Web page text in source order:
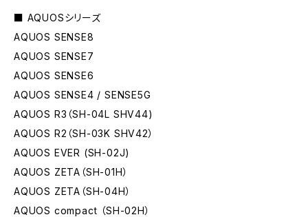
■ AQUOSシリーズ
AQUOS SENSE8
AQUOS SENSE7
AQUOS SENSE6
AQUOS SENSE4 / SENSE5G
AQUOS R3（SH-04L SHV44)
AQUOS R2（SH-03K SHV42）
AQUOS EVER (SH-02J)
AQUOS ZETA（SH-01H）
AQUOS ZETA（SH-04H）
AQUOS compact （SH-02H）